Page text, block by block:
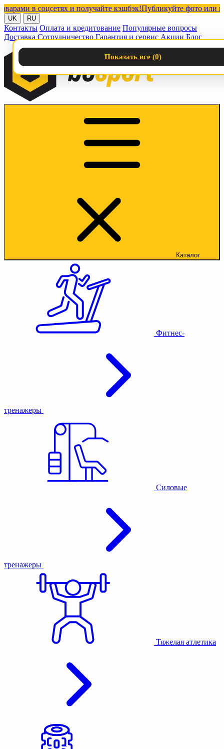
в соцсетях и получайте кэшбэк!Публикуйте фото или видео
UK RU
Контакты Оплата и кредитование Популярные вопросы
Доставка Сотрудничество Гарантия и сервис Акции Блог
Каталог
Фитнес-
тренажеры
Силовые
тренажеры
Тяжелая атлетика
Показать все (0)